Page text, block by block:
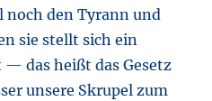
noch den Tyrann und
sie stellt sich ein
das heißt das Gesetz
unsere Skrupel zum